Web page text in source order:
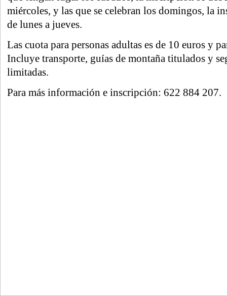
miércoles, y las que se celebran los domingos, la
de lunes a jueves.
Las cuota para personas adultas es de 10 euros y
Incluye transporte, guías de montaña titulados y
limitadas.
Para más información e inscripción: 622 884 207.